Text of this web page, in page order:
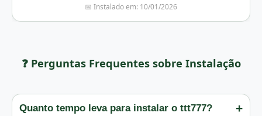
📅 Instalado em: 10/01/2026
❓ Perguntas Frequentes sobre Instalação
Quanto tempo leva para instalar o ttt777? +